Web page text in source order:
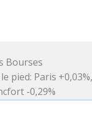
Bourses
pied: Paris
-0,29%